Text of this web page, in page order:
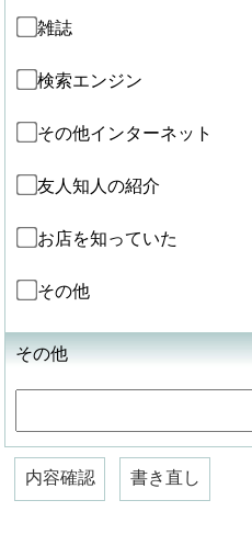
雑誌
検索エンジン
その他インターネット
友人知人の紹介
お店を知っていた
その他
その他